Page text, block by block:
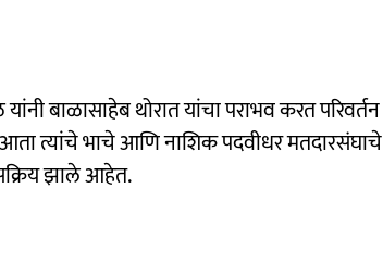
बाळासाहेब थोरात यांचा पराभव करत परिवर्तन
त्यांचे भाचे आणि नाशिक पदवीधर मतदारसंघाचे
झाले आहेत.